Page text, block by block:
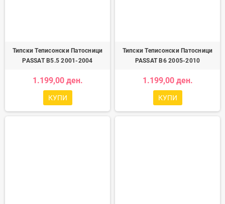
Типски Теписонски Патосници
PASSAT B5.5 2001-2004
1.199,00 ден.
КУПИ
Типски Теписонски Патосници
PASSAT B6 2005-2010
1.199,00 ден.
КУПИ